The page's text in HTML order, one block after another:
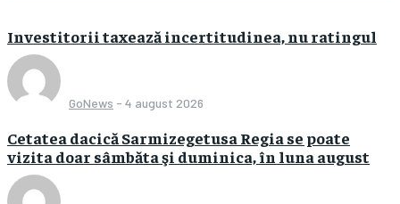
Investitorii taxează incertitudinea, nu ratingul
GoNews - 4 august 2026
Cetatea dacică Sarmizegetusa Regia se poate
vizita doar sâmbăta şi duminica, în luna august